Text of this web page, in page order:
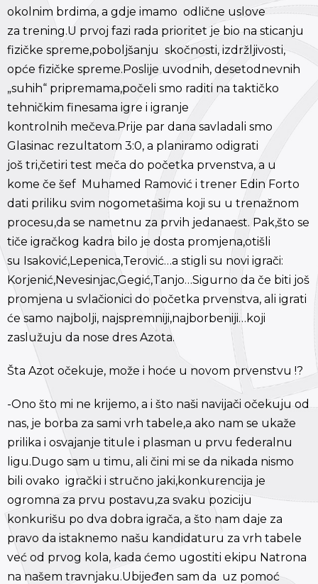
okolnim brdima, a gdje imamo odlične uslove
za trening.U prvoj fazi rada prioritet je bio na sticanju
fizičke spreme,poboljšanju skočnosti, izdržljivosti,
opće fizičke spreme.Poslije uvodnih, desetodnevnih
„suhih“ pripremama,počeli smo raditi na taktičko
tehničkim finesama igre i igranje
kontrolnih mečeva.Prije par dana savladali smo
Glasinac rezultatom 3:0, a planiramo odigrati
još tri,četiri test meča do početka prvenstva, a u
kome če šef Muhamed Ramović i trener Edin Forto
dati priliku svim nogometašima koji su u trenažnom
procesu,da se nametnu za prvih jedanaest. Pak,što se
tiče igračkog kadra bilo je dosta promjena,otišli
su Isaković,Lepenica,Terović…a stigli su novi igrači:
Korjenić,Nevesinjac,Gegić,Tanjo…Sigurno da če biti još
promjena u svlačionici do početka prvenstva, ali igrati
će samo najbolji, najspremniji,najborbeniji…koji
zaslužuju da nose dres Azota.
Šta Azot očekuje, može i hoće u novom prvenstvu !?
-Ono što mi ne krijemo, a i što naši navijači očekuju od
nas, je borba za sami vrh tabele,a ako nam se ukaže
prilika i osvajanje titule i plasman u prvu federalnu
ligu.Dugo sam u timu, ali čini mi se da nikada nismo
bili ovako igrački i stručno jaki,konkurencija je
ogromna za prvu postavu,za svaku poziciju
konkurišu po dva dobra igrača, a što nam daje za
pravo da istaknemo našu kandidaturu za vrh tabele
već od prvog kola, kada ćemo ugostiti ekipu Natrona
na našem travnjaku.Ubijeđen sam da uz pomoć